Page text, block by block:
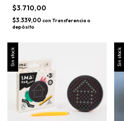
$3.710,00
$3.339,00 con Transferencia o
depósito
Sin stock Sin stock